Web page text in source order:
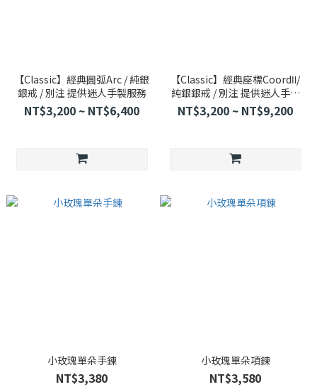
【Classic】經典圓弧Arc / 純銀
銀戒 / 別注 提供迷人手製服務
NT$3,200 ~ NT$6,400
【Classic】經典座標CoordⅡ/
純銀銀戒 / 別注 提供迷人手製
服務
NT$3,200 ~ NT$9,200
小玫瑰單朵手鍊
NT$3,380
小玫瑰單朵項鍊
NT$3,580